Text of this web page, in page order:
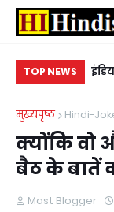
TOP NEWS
करने के लिए -
मुख्यपृष्ठ
Hindi-
क्योंकि वो
बैठ के बातें
Mast Blogger